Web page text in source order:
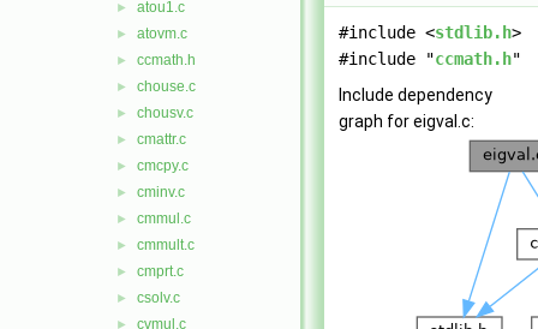
► atou1.c
► atovm.c
► ccmath.h
► chouse.c
► chousv.c
► cmattr.c
► cmcpy.c
► cminv.c
► cmmul.c
► cmmult.c
► cmprt.c
► csolv.c
► cvmul.c
#include <stdlib.h>
#include "ccmath.h"
Include dependency
graph for eigval.c: